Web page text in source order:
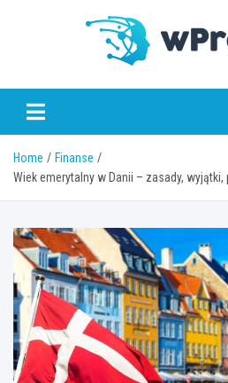
wPracy.pl
Home
Finanse
Wiek emerytalny w Danii – zasady,